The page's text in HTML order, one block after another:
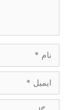
ایمیل
وبگاه